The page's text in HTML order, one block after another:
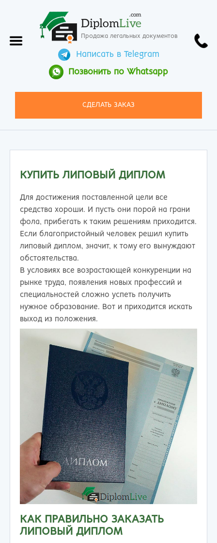
DiplomLive
.com
Продажа легальных документов
Написать в Telegram
Позвонить по Whatsapp
СДЕЛАТЬ ЗАКАЗ
КУПИТЬ ЛИПОВЫЙ ДИПЛОМ
Для достижения поставленной цели все
средства хороши. И пусть они порой на грани
фола, прибегать к таким решениям приходится.
Если благопристойный человек решил купить
липовый диплом, значит, к тому его вынуждают
обстоятельства.
В условиях все возрастающей конкуренции на
рынке труда, появления новых профессий и
специальностей сложно успеть получить
нужное образование. Вот и приходится искать
выход из положения.
КАК ПРАВИЛЬНО ЗАКАЗАТЬ
ЛИПОВЫЙ ДИПЛОМ